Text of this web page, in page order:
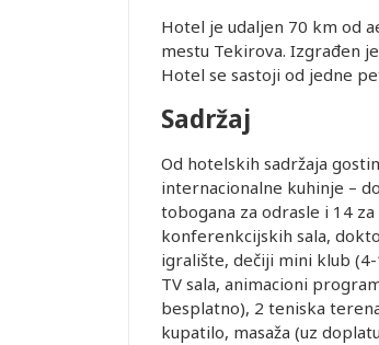
Hotel je udaljen 70 km od
mestu Tekirova. Izgrađen
Hotel se sastoji od jedne
Sadržaj
Od hotelskih sadržaja
internacionalne kuhinje –
tobogana za odrasle i 14
konferenkcijskih sala,
igralište, dečiji mini klub
TV sala, animacioni
besplatno), 2 teniska
kupatilo, masaža (uz